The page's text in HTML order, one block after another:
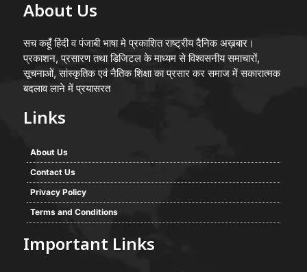
About Us
सच कहूँ हिंदी व पंजाबी भाषा मे प्रकाशित राष्ट्रीय दैनिक अख़बार।
प्रकाशन, प्रसारण तथा डिजिटल के माध्यम से विश्वसनीय समाचारों,
सूचनाओं, सांस्कृतिक एवं नैतिक शिक्षा का प्रसार कर समाज में सकारात्मक
बदलाव लाने में प्रयासरत
Links
About Us
Contact Us
Privacy Policy
Terms and Conditions
Important Links